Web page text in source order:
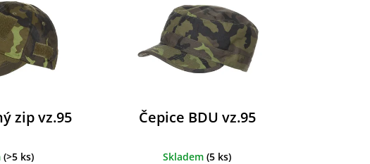
zip vz.95
(>5 ks)
Čepice BDU vz.95
Skladem(5 ks)